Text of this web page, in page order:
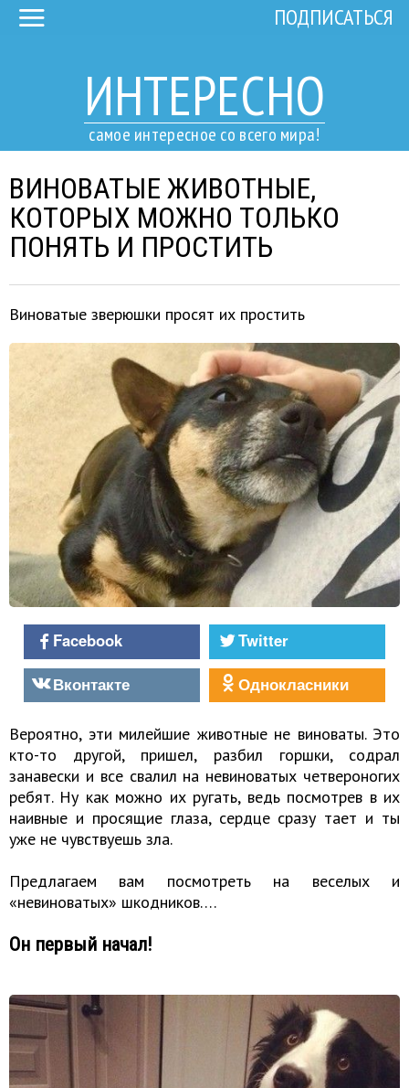
ИНТЕРЕСНО
самое интересное со всего мира!
ПОДПИСАТЬСЯ
ВИНОВАТЫЕ ЖИВОТНЫЕ,
КОТОРЫХ МОЖНО ТОЛЬКО
ПОНЯТЬ И ПРОСТИТЬ
Виноватые зверюшки просят их простить
Facebook
Twitter
Вконтакте
Однокласники
Вероятно, эти милейшие животные не виноваты. Это
кто-то другой, пришел, разбил горшки, содрал
занавески и все свалил на невиноватых четвероногих
ребят. Ну как можно их ругать, ведь посмотрев в их
наивные и просящие глаза, сердце сразу тает и ты
уже не чувствуешь зла.
Предлагаем вам посмотреть на веселых и
«невиноватых» шкодников….
Он первый начал!